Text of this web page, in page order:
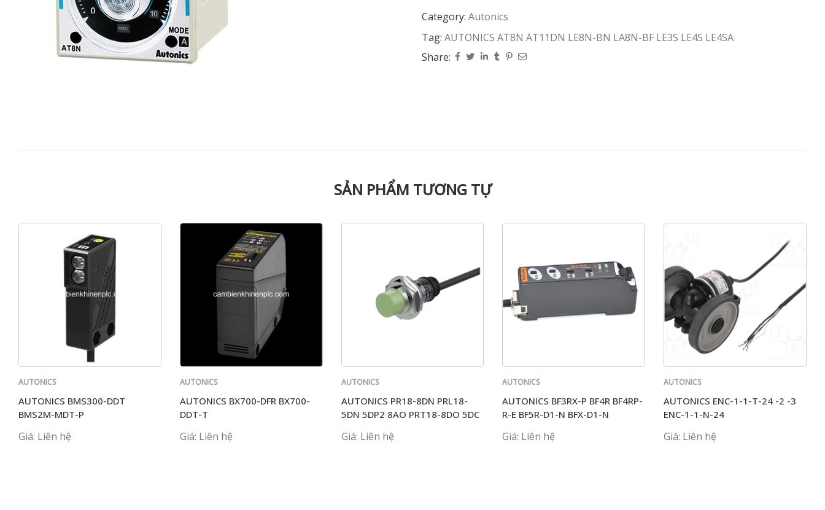
Category: Autonics
Tag: AUTONICS AT8N AT11DN LE8N-BN LA8N-BF LE3S LE4S LE4SA
Share:
SẢN PHẨM TƯƠNG TỰ
AUTONICS
AUTONICS BMS300-DDT
BMS2M-MDT-P
Giá: Liên hệ
AUTONICS
AUTONICS BX700-DFR BX700-
DDT-T
Giá: Liên hệ
AUTONICS
AUTONICS PR18-8DN PRL18-
5DN 5DP2 8AO PRT18-8DO 5DC
Giá: Liên hệ
AUTONICS
AUTONICS BF3RX-P BF4R BF4RP-
R-E BF5R-D1-N BFX-D1-N
Giá: Liên hệ
AUTONICS
AUTONICS ENC-1-1-T-24 -2 -3
ENC-1-1-N-24
Giá: Liên hệ